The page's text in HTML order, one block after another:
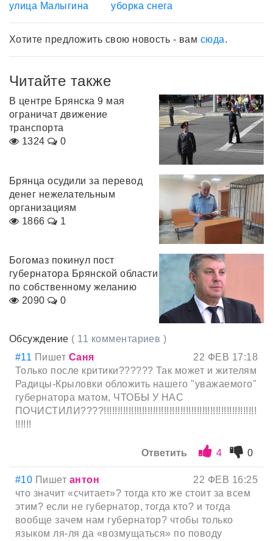
улица Малыгина
уборка снега
Хотите предложить свою новость - вам сюда.
Читайте также
В центре Брянска 9 мая
ограничат движение
транспорта
1324
0
Брянца осудили за перевод
денег нежелательным
организациям
1866
1
Богомаз покинул пост
губернатора Брянской области
по собственному желанию
2090
0
Обсуждение ( 11 комментариев )
#11 Пишет Саня
22 ФЕВ 17:18
Только после критики?????? Так может и жителям
Радицы-Крыловки обложить нашего "уважаемого"
губернатора матом, ЧТОБЫ У НАС
ПОЧИСТИЛИ????!!!!!!!!!!!!!!!!!!!!!!!!!!!!!!!!!!!!!!!!!!!!!!!!!!!!!!!!
!!!!!!
Ответить 4 0
#10 Пишет антон
22 ФЕВ 16:25
что значит «считает»? тогда кто же стоит за всем
этим? если не губернатор, тогда кто? и тогда
вообще зачем нам губернатор? чтобы только
языком ля-ля да «возмущаться» по поводу